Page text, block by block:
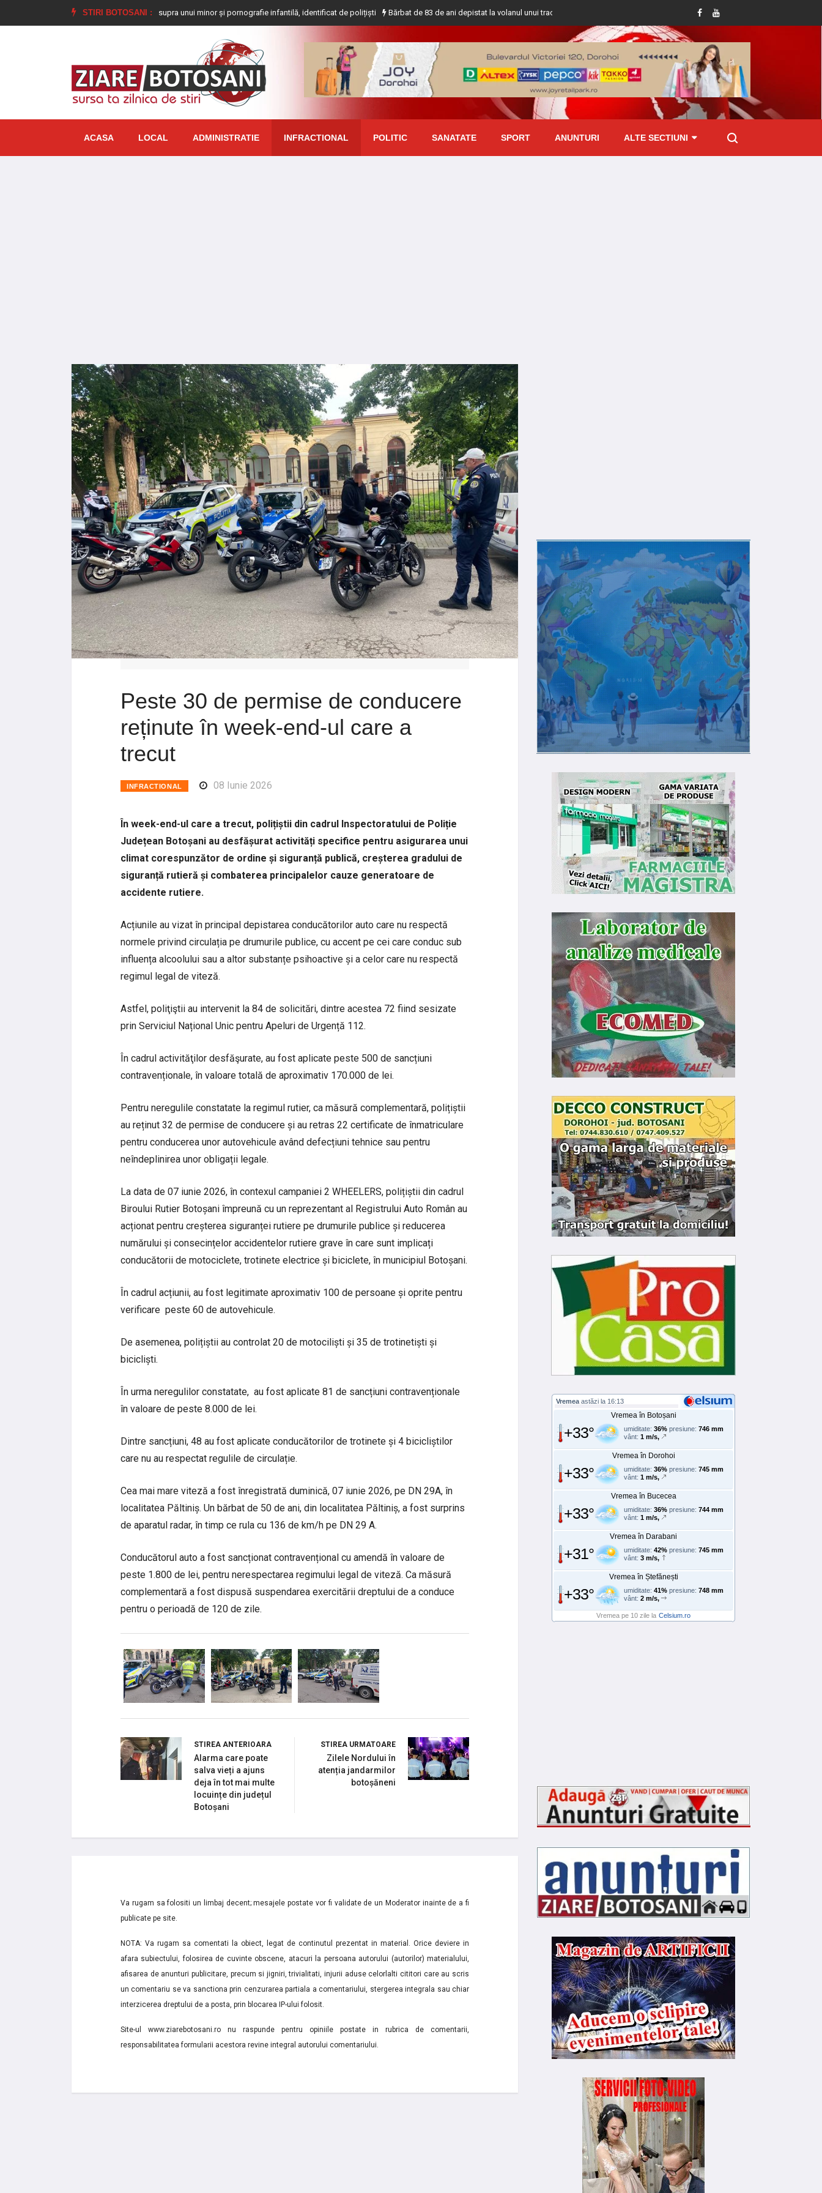
STIRI BOTOSANI :
la închisoare pentru viol asupra unui minor și pornografie infantilă, identificat de polițiști Bărbat de 83 de ani depistat la volanul unui tractor fără a deține permis de conducere Amenzi de peste 70 mii lei aplicate de ITM
ACASA LOCAL ADMINISTRATIE INFRACTIONAL POLITIC SANATATE SPORT ANUNTURI ALTE SECTIUNI
Peste 30 de permise de conducere
reținute în week-end-ul care a
trecut
INFRACTIONAL 08 Iunie 2026
În week-end-ul care a trecut, polițiștii din cadrul Inspectoratului de Poliție
Județean Botoșani au desfășurat activități specifice pentru asigurarea unui
climat corespunzător de ordine și siguranță publică, creșterea gradului de
siguranță rutieră și combaterea principalelor cauze generatoare de
accidente rutiere.
Acțiunile au vizat în principal depistarea conducătorilor auto care nu respectă
normele privind circulația pe drumurile publice, cu accent pe cei care conduc sub
influența alcoolului sau a altor substanțe psihoactive și a celor care nu respectă
regimul legal de viteză.
Astfel, poliţiştii au intervenit la 84 de solicitări, dintre acestea 72 fiind sesizate
prin Serviciul Național Unic pentru Apeluri de Urgență 112.
În cadrul activităţilor desfăşurate, au fost aplicate peste 500 de sancțiuni
contravenționale, în valoare totală de aproximativ 170.000 de lei.
Pentru neregulile constatate la regimul rutier, ca măsură complementară, polițiștii
au reținut 32 de permise de conducere și au retras 22 certificate de înmatriculare
pentru conducerea unor autovehicule având defecțiuni tehnice sau pentru
neîndeplinirea unor obligații legale.
La data de 07 iunie 2026, în contexul campaniei 2 WHEELERS, polițiștii din cadrul
Biroului Rutier Botoșani împreună cu un reprezentant al Registrului Auto Român au
acționat pentru creșterea siguranței rutiere pe drumurile publice și reducerea
numărului și consecințelor accidentelor rutiere grave în care sunt implicați
conducătorii de motociclete, trotinete electrice și biciclete, în municipiul Botoșani.
În cadrul acțiunii, au fost legitimate aproximativ 100 de persoane și oprite pentru
verificare peste 60 de autovehicule.
De asemenea, polițiștii au controlat 20 de motociliști și 35 de trotinetiști și
bicicliști.
În urma neregulilor constatate, au fost aplicate 81 de sancțiuni contravenționale
în valoare de peste 8.000 de lei.
Dintre sancțiuni, 48 au fost aplicate conducătorilor de trotinete și 4 bicicliștilor
care nu au respectat regulile de circulație.
Cea mai mare viteză a fost înregistrată duminică, 07 iunie 2026, pe DN 29A, în
localitatea Păltiniș. Un bărbat de 50 de ani, din localitatea Păltiniș, a fost surprins
de aparatul radar, în timp ce rula cu 136 de km/h pe DN 29 A.
Conducătorul auto a fost sancționat contravențional cu amendă în valoare de
peste 1.800 de lei, pentru nerespectarea regimului legal de viteză. Ca măsură
complementară a fost dispusă suspendarea exercitării dreptului de a conduce
pentru o perioadă de 120 de zile.
STIREA ANTERIOARA
Alarma care poate
salva vieți a ajuns
deja în tot mai multe
locuințe din județul
Botoșani
STIREA URMATOARE
Zilele Nordului în
atenția jandarmilor
botoșăneni
Va rugam sa folositi un limbaj decent; mesajele postate vor fi validate de un Moderator inainte de a fi
publicate pe site.
NOTA: Va rugam sa comentati la obiect, legat de continutul prezentat in material. Orice deviere in
afara subiectului, folosirea de cuvinte obscene, atacuri la persoana autorului (autorilor) materialului,
afisarea de anunturi publicitare, precum si jigniri, trivialitati, injurii aduse celorlalti cititori care au scris
un comentariu se va sanctiona prin cenzurarea partiala a comentariului, stergerea integrala sau chiar
interzicerea dreptului de a posta, prin blocarea IP-ului folosit.
Site-ul www.ziarebotosani.ro nu raspunde pentru opiniile postate in rubrica de comentarii,
responsabilitatea formularii acestora revine integral autorului comentariului.
Vremea astăzi la 16:13
Vremea în Botoșani
+33° umiditate: 36% presiune: 746 mm
vânt: 1 m/s,
Vremea în Dorohoi
+33° umiditate: 36% presiune: 745 mm
vânt: 1 m/s,
Vremea în Bucecea
+33° umiditate: 36% presiune: 744 mm
vânt: 1 m/s,
Vremea în Darabani
+31° umiditate: 42% presiune: 745 mm
vânt: 3 m/s,
Vremea în Ștefănești
+33° umiditate: 41% presiune: 748 mm
vânt: 2 m/s,
Vremea pe 10 zile la Celsium.ro